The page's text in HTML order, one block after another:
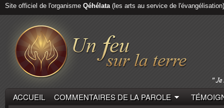
Site officiel de l'organisme Qéhélata(les arts au service de l'évangélisation)
ACCUEIL COMMENTAIRES DE LA PAROLE